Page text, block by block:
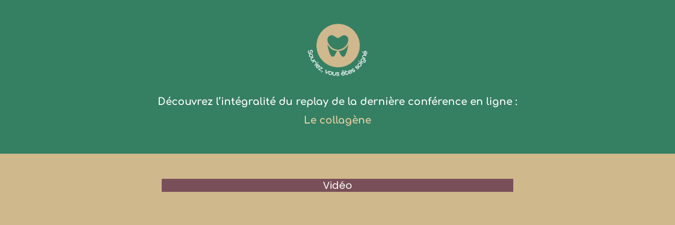
Découvrez l’intégralité du replay de la dernière conférence en ligne :
Le collagène
Vidéo